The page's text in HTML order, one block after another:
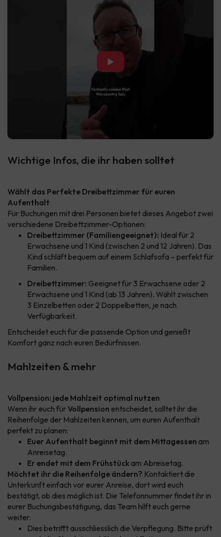
▶
Wichtige Infos, die ihr haben solltet
Wählt das Perfekte Dreibettzimmer für euren
Aufenthalt
Für Buchungen mit drei Personen bietet dieses Angebot zwei
verschiedene Dreibettzimmer-Optionen:
Dreibettzimmer (Familiengeeignet): Ideal für 2
Erwachsene und 1 Kind (zwischen 2 und 12 Jahren). Das
Kind schläft bequem auf einem Schlafsofa – perfekt für
Familien.
Dreibettzimmer: Geeignet für 3 Erwachsene oder 2
Erwachsene und 1 Kind (ab 13 Jahren). Wählt zwischen
3 Einzelbetten oder 2 Doppelbetten, je nach
Verfügbarkeit.
Entscheidet euch für die passende Option und genießt
Komfort ganz nach euren Bedürfnissen.
Mahlzeiten & mehr
Vollpension: jede Mahlzeit optimal nutzen
Wenn ihr euch fürVollpension entscheidet, solltet ihr die
Reihenfolge der Mahlzeiten kennen, um euren Aufenthalt
perfekt zu planen:
Euer Aufenthalt beginnt mit dem Mittagessen am
Anreisetag.
Er endet mit dem Frühstück am Abreisetag.
Möchtet ihr die Reihenfolge ändern? Kontaktiert die
Unterkunft einfach vor eurer Anreise, dort wird euch
bestätigt, ob dies möglich ist. Die Telefonnummer findet ihr in
eurer Buchungsbestätigung, das Team hilft euch gerne
weiter.
Dies betrifft ausschliesslich die Verpflegung. Bitte prüft